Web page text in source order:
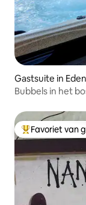
Gastsuite in
Bubbels in het
Topfavoriet
Favoriet van